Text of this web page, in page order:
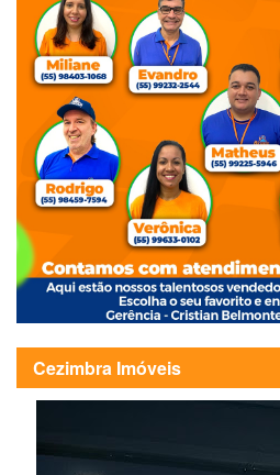
Cezimbra Imóveis